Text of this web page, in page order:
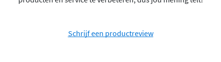
Schrijf een productreview